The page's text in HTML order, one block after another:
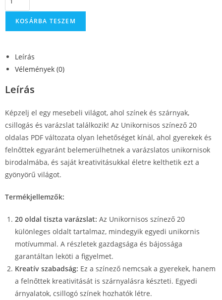
KOSÁRBA TESZEM
Leírás
Vélemények (0)
Leírás
Képzelj el egy mesebeli világot, ahol színek és szárnyak,
csillogás és varázslat találkozik! Az Unikornisos színező 20
oldalas PDF változata olyan lehetőséget kínál, ahol gyerekek és
felnőttek egyaránt belemerülhetnek a varázslatos unikornisok
birodalmába, és saját kreativitásukkal életre kelthetik ezt a
gyönyörű világot.
Termékjellemzők:
20 oldal tiszta varázslat: Az Unikornisos színező 20
különleges oldalt tartalmaz, mindegyik egyedi unikornis
motívummal. A részletek gazdagsága és bájossága
garantáltan leköti a figyelmet.
Kreatív szabadság: Ez a színező nemcsak a gyerekek, hanem
a felnőttek kreativitását is szárnyalásra készteti. Egyedi
árnyalatok, csillogó színek hozhatók létre.